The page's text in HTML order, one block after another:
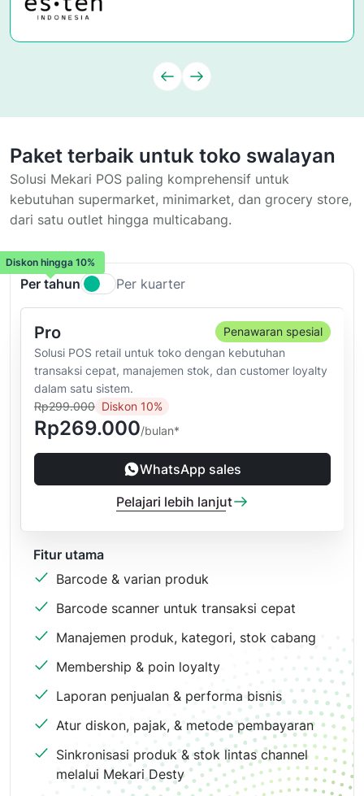
Paket terbaik untuk toko swalayan
Solusi Mekari POS paling komprehensif untuk
kebutuhan supermarket, minimarket, dan grocery store,
dari satu outlet hingga multicabang.
Diskon hingga 10%
Per tahun Per kuarter
Pro
Penawaran spesial
Solusi POS retail untuk toko dengan kebutuhan
transaksi cepat, manajemen stok, dan customer loyalty
dalam satu sistem.
Rp299.000 Diskon 10%
Rp269.000/bulan*
WhatsApp sales
Pelajari lebih lanjut
Fitur utama
Barcode & varian produk
Barcode scanner untuk transaksi cepat
Manajemen produk, kategori, stok cabang
Membership & poin loyalty
Laporan penjualan & performa bisnis
Atur diskon, pajak, & metode pembayaran
Sinkronisasi produk & stok lintas channel
melalui Mekari Desty